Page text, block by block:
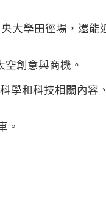
大學田徑場，還能
創意與商機。
學和科技相關內容
。